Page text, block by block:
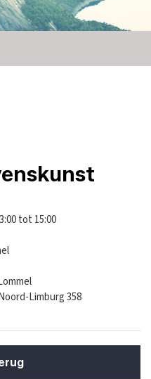
tot 15:00
Limburg 358